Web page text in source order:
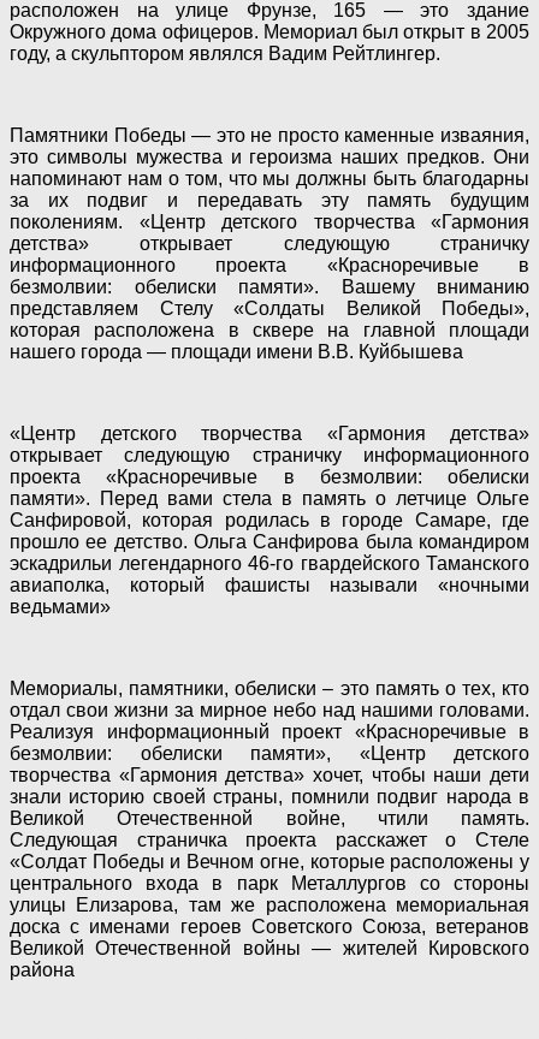
расположен на улице Фрунзе, 165 — это здание
Окружного дома офицеров. Мемориал был открыт в 2005
году, а скульптором являлся Вадим Рейтлингер.
Памятники Победы — это не просто каменные изваяния,
это символы мужества и героизма наших предков. Они
напоминают нам о том, что мы должны быть благодарны
за их подвиг и передавать эту память будущим
поколениям. «Центр детского творчества «Гармония
детства» открывает следующую страничку
информационного проекта «Красноречивые в
безмолвии: обелиски памяти». Вашему вниманию
представляем Стелу «Солдаты Великой Победы»,
которая расположена в сквере на главной площади
нашего города — площади имени В.В. Куйбышева
«Центр детского творчества «Гармония детства»
открывает следующую страничку информационного
проекта «Красноречивые в безмолвии: обелиски
памяти». Перед вами стела в память о летчице Ольге
Санфировой, которая родилась в городе Самаре, где
прошло ее детство. Ольга Санфирова была командиром
эскадрильи легендарного 46-го гвардейского Таманского
авиаполка, который фашисты называли «ночными
ведьмами»
Мемориалы, памятники, обелиски – это память о тех, кто
отдал свои жизни за мирное небо над нашими головами.
Реализуя информационный проект «Красноречивые в
безмолвии: обелиски памяти», «Центр детского
творчества «Гармония детства» хочет, чтобы наши дети
знали историю своей страны, помнили подвиг народа в
Великой Отечественной войне, чтили память.
Следующая страничка проекта расскажет о Стеле
«Солдат Победы и Вечном огне, которые расположены у
центрального входа в парк Металлургов со стороны
улицы Елизарова, там же расположена мемориальная
доска с именами героев Советского Союза, ветеранов
Великой Отечественной войны — жителей Кировского
района